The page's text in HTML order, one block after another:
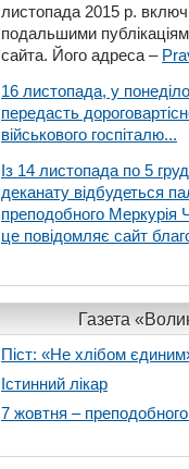
листопада 2015 р.
подальшими
сайта. Його адреса –
16 листопада, у
передасть
військового госпіталю...
Із 14 листопада по 5
деканату відбудеться
преподобного Меркурія
це повідомляє сайт
Газета
Піст: «Не хлібом
Істинний лікар
7 жовтня –